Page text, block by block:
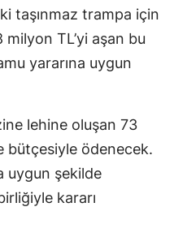
taşınmaz trampa için
TL’yi aşan bu
yararına uygun
lehine oluşan 73
bütçesiyle ödenecek.
uygun şekilde
kararı